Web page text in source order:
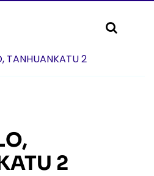
TANHUANKATU 2
2